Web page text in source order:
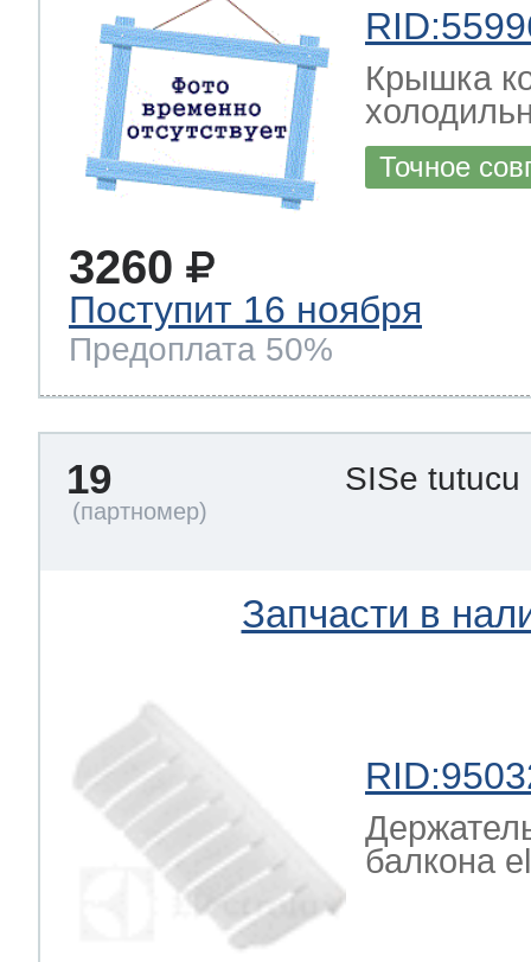
Крышка
Точное
3260
Поступит 16 ноября
Предоплата 50%
19 SISe tutucu
Запчасти в
балкона